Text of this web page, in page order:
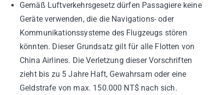
Gemäß Luftverkehrsgesetz dürfen Passagiere keine
Geräte verwenden, die die Navigations- oder
Kommunikationssysteme des Flugzeugs stören
könnten. Dieser Grundsatz gilt für alle Flotten von
China Airlines. Die Verletzung dieser Vorschriften
zieht bis zu 5 Jahre Haft, Gewahrsam oder eine
Geldstrafe von max. 150.000 NT$ nach sich.